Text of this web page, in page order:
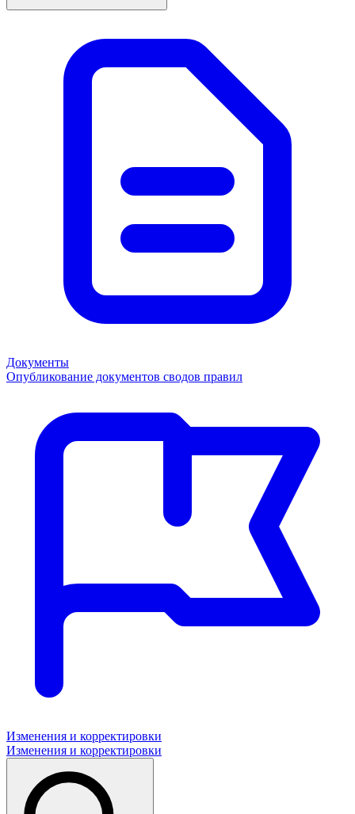
Документы
Опубликование документов сводов правил
Изменения и корректировки
Изменения и корректировки